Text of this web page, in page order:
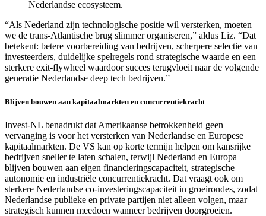
Nederlandse ecosysteem.
“Als Nederland zijn technologische positie wil versterken, moeten
we de trans-Atlantische brug slimmer organiseren,” aldus Liz. “Dat
betekent: betere voorbereiding van bedrijven, scherpere selectie van
investeerders, duidelijke spelregels rond strategische waarde en een
sterkere exit-flywheel waardoor succes terugvloeit naar de volgende
generatie Nederlandse deep tech bedrijven.”
Blijven bouwen aan kapitaalmarkten en concurrentiekracht
Invest-NL benadrukt dat Amerikaanse betrokkenheid geen
vervanging is voor het versterken van Nederlandse en Europese
kapitaalmarkten. De VS kan op korte termijn helpen om kansrijke
bedrijven sneller te laten schalen, terwijl Nederland en Europa
blijven bouwen aan eigen financieringscapaciteit, strategische
autonomie en industriële concurrentiekracht. Dat vraagt ook om
sterkere Nederlandse co-investeringscapaciteit in groeirondes, zodat
Nederlandse publieke en private partijen niet alleen volgen, maar
strategisch kunnen meedoen wanneer bedrijven doorgroeien.